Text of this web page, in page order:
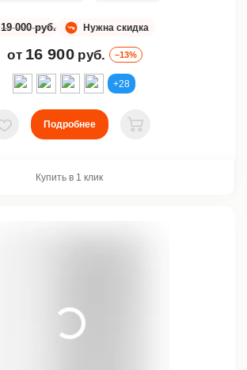
Нужна скидка
19 000 руб.
от 16 900 руб. –13%
+28
В избранное
Подробнее
В корзину
Купить в 1 клик